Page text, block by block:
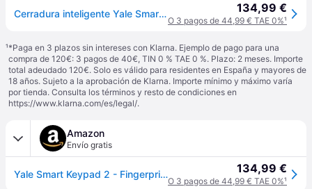
Cerradura inteligente Yale Smart Keypad 2 Bluetooth Apertura con Huella y Código PIN Compatible con App Yale Home 134,99 €
O 3 pagos de 44,99 € TAE 0%¹
¹*Paga en 3 plazos sin intereses con Klarna. Ejemplo de pago para una
compra de 120€: 3 pagos de 40€, TIN 0 % TAE 0 %. Plazo: 2 meses. Importe
total adeudado 120€. Solo es válido para residentes en España y mayores de
18 años. Sujeto a la aprobación de Klarna. Importe mínimo y máximo varía
por tienda. Consulta los términos y resto de condiciones en
https://www.klarna.com/es/legal/.
Amazon
Envío gratis
Yale Smart Keypad 2 - Fingerprint 134,99 €
O 3 pagos de 44,99 € TAE 0%¹